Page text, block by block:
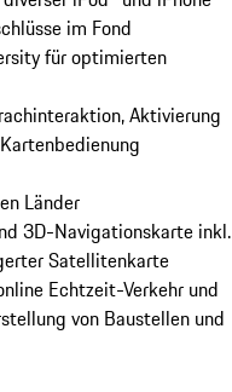
im Fond
für optimierten
Aktivierung
Länder
3D-Navigationskarte inkl.
Satellitenkarte
Echtzeit-Verkehr und
von Baustellen und